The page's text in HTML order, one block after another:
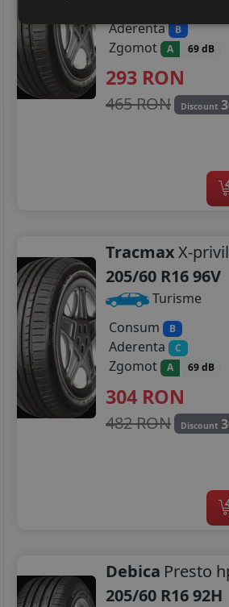
Aderenta B
Zgomot A 69 dB
293 RON
465 RON Discount
TracmaxX-
205/60 R16 96V
Turisme
Consum
B
Aderenta C
Zgomot A 69 dB
304 RON
482 RON Discount
Debica Presto
205/60 R16 92H